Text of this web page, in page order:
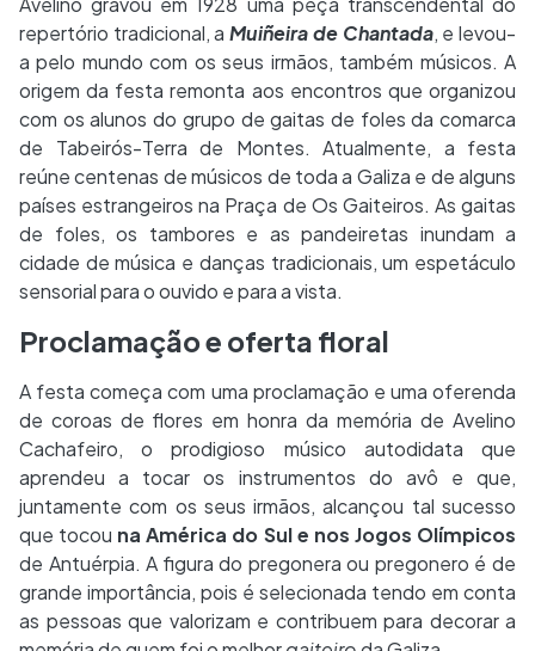
repertório tradicional, aMuiñeirade Chantada, e levou-
a pelo mundo com os seus irmãos, também músicos. A
origem da festa remonta aos encontros que organizou
com os alunos do grupo de gaitas de foles da comarca
de Tabeirós-Terra de Montes. Atualmente, a festa
reúne centenas de músicos de toda a Galiza e de alguns
países estrangeiros na Praça de Os Gaiteiros. As gaitas
de foles, os tambores e as pandeiretas inundam a
cidade de música e danças tradicionais, um espetáculo
sensorial para o ouvido e para a vista.
Proclamação e oferta floral
A festa começa com uma proclamação e uma oferenda
de coroas de flores em honra da memória de Avelino
Cachafeiro, o prodigioso músico autodidata que
aprendeu a tocar os instrumentos do avô e que,
juntamente com os seus irmãos, alcançou tal sucesso
que tocou na América do Sul e nos Jogos Olímpicos
de Antuérpia. A figura do pregonera ou pregonero é de
grande importância, pois é selecionada tendo em conta
as pessoas que valorizam e contribuem para decorar a